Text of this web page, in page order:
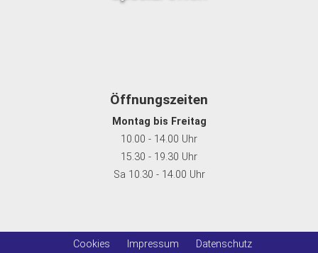
Öffnungszeiten
Montag bis Freitag
10.00 - 14.00 Uhr
15.30 - 19.30 Uhr
Sa 10.30 - 14.00 Uhr
Cookies Impressum Datenschutz